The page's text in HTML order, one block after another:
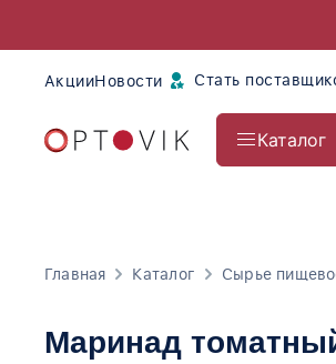
АкцииНовости Стать
Каталог
Главная Каталог Сырье
Маринад